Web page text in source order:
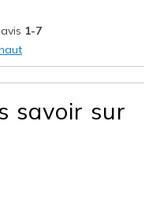
1-7
savoir sur